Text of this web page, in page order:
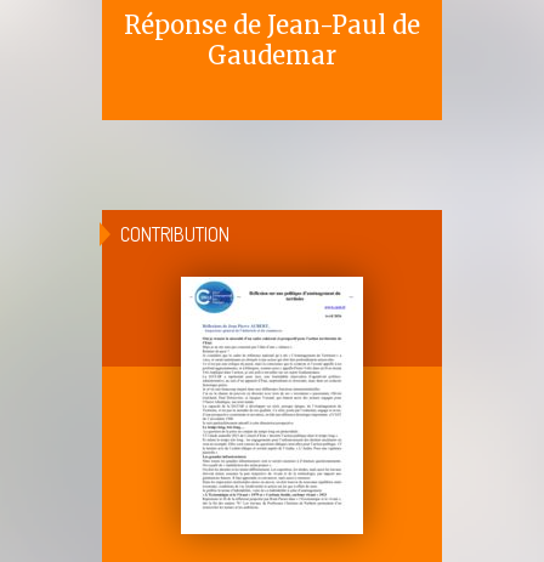
Réponse de Jean-Paul de
Gaudemar
CONTRIBUTION